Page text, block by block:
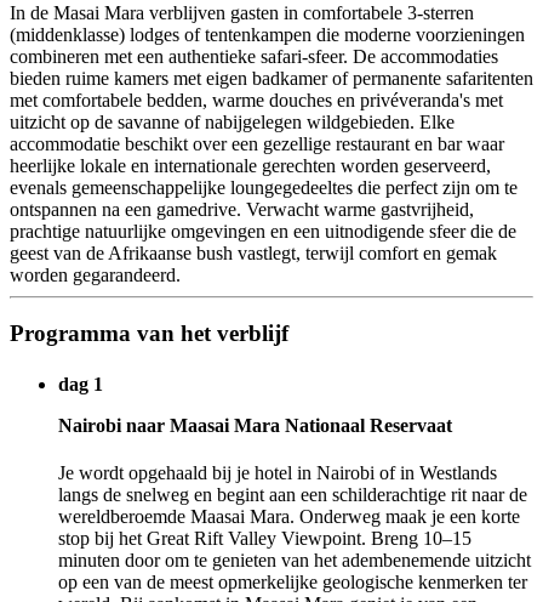
In de Masai Mara verblijven gasten in comfortabele 3-sterren
(middenklasse) lodges of tentenkampen die moderne voorzieningen
combineren met een authentieke safari-sfeer. De accommodaties
bieden ruime kamers met eigen badkamer of permanente safaritenten
met comfortabele bedden, warme douches en privéveranda's met
uitzicht op de savanne of nabijgelegen wildgebieden. Elke
accommodatie beschikt over een gezellige restaurant en bar waar
heerlijke lokale en internationale gerechten worden geserveerd,
evenals gemeenschappelijke loungegedeeltes die perfect zijn om te
ontspannen na een gamedrive. Verwacht warme gastvrijheid,
prachtige natuurlijke omgevingen en een uitnodigende sfeer die de
geest van de Afrikaanse bush vastlegt, terwijl comfort en gemak
worden gegarandeerd.
Programma van het verblijf
dag 1
Nairobi naar Maasai Mara Nationaal Reservaat
Je wordt opgehaald bij je hotel in Nairobi of in Westlands
langs de snelweg en begint aan een schilderachtige rit naar de
wereldberoemde Maasai Mara. Onderweg maak je een korte
stop bij het Great Rift Valley Viewpoint. Breng 10–15
minuten door om te genieten van het adembenemende uitzicht
op een van de meest opmerkelijke geologische kenmerken ter